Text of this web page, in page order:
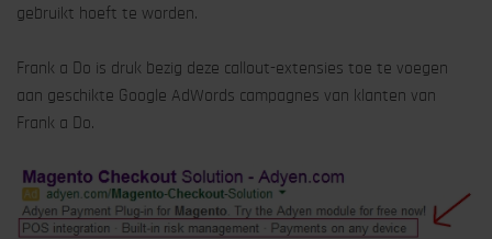
gebruikt hoeft te worden.
Frank a Do is druk bezig deze callout-extensies toe te voegen
aan geschikte Google AdWords campagnes van klanten van
Frank a Do.